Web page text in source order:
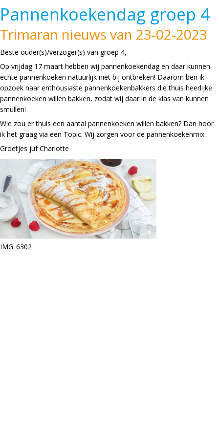
Pannenkoekendag groep 4
Trimaran nieuws van 23-02-2023
Beste ouder(s)/verzoger(s) van groep 4,
Op vrijdag 17 maart hebben wij pannenkoekendag en daar kunnen
echte pannenkoeken natuurlijk niet bij ontbreken! Daarom ben ik
opzoek naar enthousiaste pannenkoekenbakkers die thuis heerlijke
pannenkoeken willen bakken, zodat wij daar in de klas van kunnen
smullen!
Wie zou er thuis een aantal pannenkoeken willen bakken? Dan hoor
ik het graag via een Topic. Wij zorgen voor de pannenkoekenmix.
Groetjes juf Charlotte
IMG_6302